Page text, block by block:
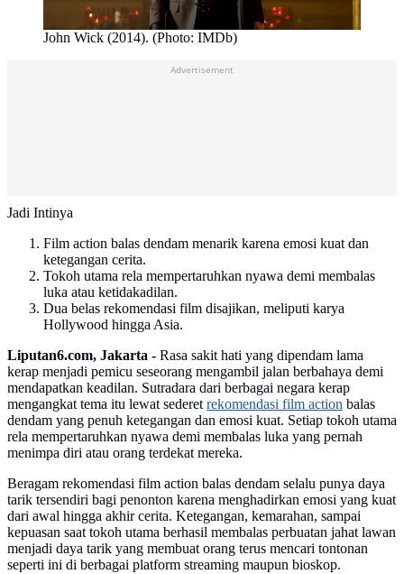
John Wick (2014). (Photo: IMDb)
Jadi Intinya
Film action balas dendam menarik karena emosi kuat dan
ketegangan cerita.
Tokoh utama rela mempertaruhkan nyawa demi membalas
luka atau ketidakadilan.
Dua belas rekomendasi film disajikan, meliputi karya
Hollywood hingga Asia.
Liputan6.com, Jakarta - Rasa sakit hati yang dipendam lama
kerap menjadi pemicu seseorang mengambil jalan berbahaya demi
mendapatkan keadilan. Sutradara dari berbagai negara kerap
mengangkat tema itu lewat sederetrekomendasi film action balas
dendam yang penuh ketegangan dan emosi kuat. Setiap tokoh utama
rela mempertaruhkan nyawa demi membalas luka yang pernah
menimpa diri atau orang terdekat mereka.
Beragam rekomendasi film action balas dendam selalu punya daya
tarik tersendiri bagi penonton karena menghadirkan emosi yang kuat
dari awal hingga akhir cerita. Ketegangan, kemarahan, sampai
kepuasan saat tokoh utama berhasil membalas perbuatan jahat lawan
menjadi daya tarik yang membuat orang terus mencari tontonan
seperti ini di berbagai platform streaming maupun bioskop.